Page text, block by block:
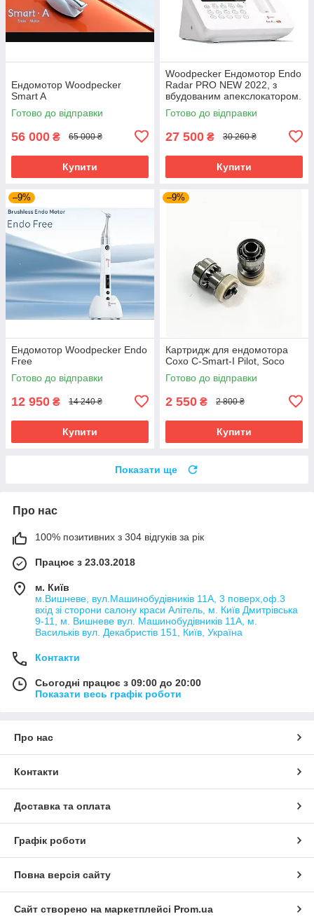
Ендомотор Woodpecker
Smart A
Готово до відправки
56 000 ₴ 65 000 ₴
Купити
Woodpecker Ендомотор Endo
Radar PRO NEW 2022, з
вбудованим апекслокатором.
Сертифікат! Гарантія!
Готово до відправки
27 500 ₴ 30 260 ₴
Купити
–9%
Eндомотор Woodpecker Endo
Free
Готово до відправки
12 950 ₴ 14 240 ₴
Купити
–9%
Картридж для ендомотора
Coxo C-Smart-I Pilot, Soco
Готово до відправки
2 550 ₴ 2 800 ₴
Купити
Показати ще
Про нас
100% позитивних з 304 відгуків за рік
Працює з 23.03.2018
м. Київ
м.Вишневе, вул.Машинобудівників 11А, 3 поверх,оф.3
вхід зі сторони салону краси Алітель, м. Київ Дмитрівська
9-11, м. Вишневе вул. Машинобудівників 11А, м.
Васильків вул. Декабристів 151, Київ, Україна
Контакти
Сьогодні працює з 09:00 до 20:00
Показати весь графік роботи
Про нас
Контакти
Доставка та оплата
Графік роботи
Повна версія сайту
Сайт створено на маркетплейсі Prom.ua